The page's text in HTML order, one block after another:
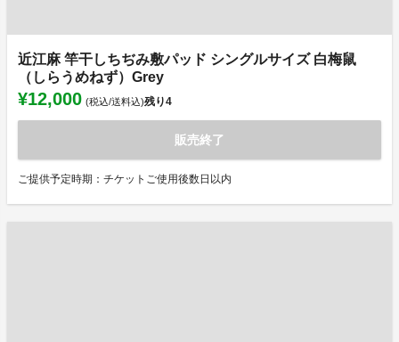
近江麻 竿干しちぢみ敷パッド シングルサイズ 白梅鼠
（しらうめねず）Grey
¥12,000 (税込/送料込)残り4
販売終了
ご提供予定時期：チケットご使用後数日以内